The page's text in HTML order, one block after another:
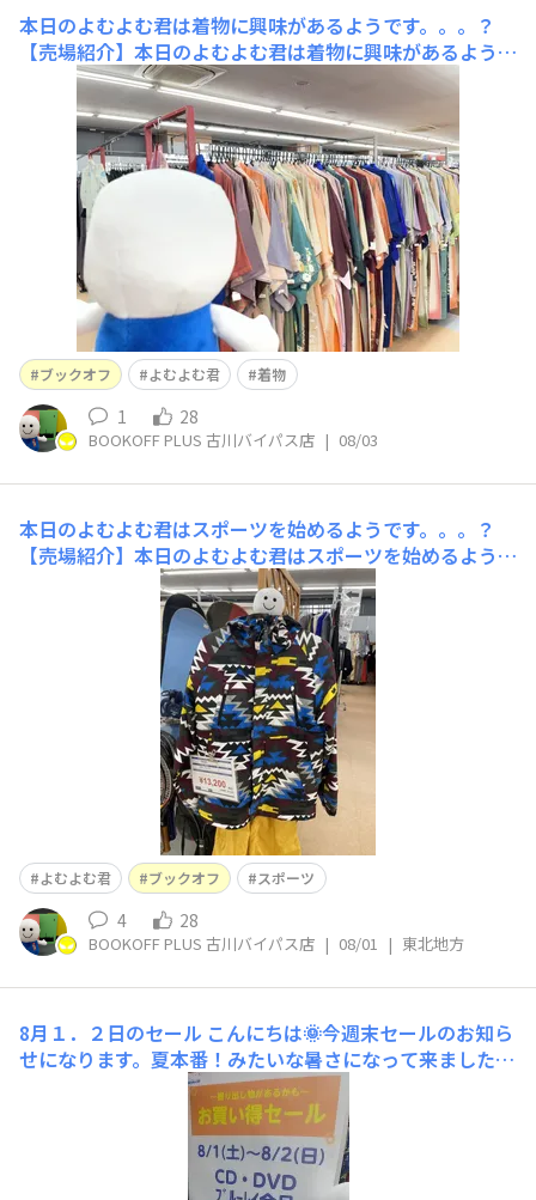
本日のよむよむ君は着物に興味があるようです。。。？
【売場紹介】本日のよむよむ君は着物に興味があるようで
す！ 日本人なら一度は着物に憧れるよ
ね。。。！ 個人的には着物のうるうるちゃん
を見てみたいね！ 当店では着物の取り扱いを
しております！ ぜひ気になってる方いました
ら当店にお越しくださいませ！
ブックオフ よむよむ君 着物
1 28
BOOKOFF PLUS 古川バイパス店 | 08/03
本日のよむよむ君はスポーツを始めるようです。。。？
【売場紹介】本日のよむよむ君はスポーツを始めるようで
す！ スポーツウェアを着ようとしています
が さすがによむよむ君サイズはないよ。。。
今度作ってあげよう！ 当店では、スポーツ用
品を取り扱いしております！ 野球やテニス、
マリンスポーツなども取り扱いありますので
よむよむ君 ブックオフ スポーツ
4 28
BOOKOFF PLUS 古川バイパス店 | 08/01 | 東北地方
8月１．２日のセール こんにちは🌞今週末セールのお知ら
せになります。夏本番！みたいな暑さになって来ました
ね？暑い時は、おうち時間とかいかがでしょうか？午前中
の涼しい時間にブックオフに来店していただきCD、DVD
をセールで安く買って頂き、午後は、DVD、CD鑑賞(^^♪
皆様、お身体に気をつけてくださいね